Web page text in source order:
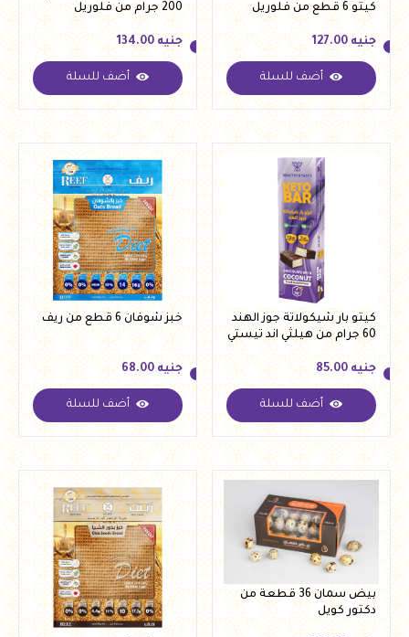
كيتو 6 قطع من فلوريل
جنيه
جنيه 127.00
أضف للسلة
200 جرام من فلوريل
جنيه
جنيه 134.00
أضف للسلة
كيتو بار شيكولاتة جوز الهند
60 جرام من هيلثي اند تيستي
جنيه
جنيه 85.00
أضف للسلة
خبز شوفان 6 قطع من ريف
جنيه
جنيه 68.00
أضف للسلة
بيض سمان 36 قطعة من
دكتور كويل